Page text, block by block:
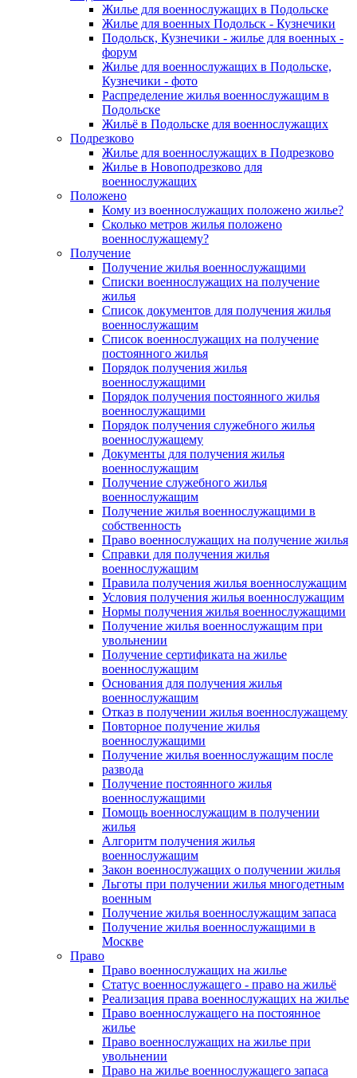
Жилье для военнослужащих в Подольске
Жилье для военных Подольск - Кузнечики
Подольск, Кузнечики - жилье для военных -
форум
Жилье для военнослужащих в Подольске,
Кузнечики - фото
Распределение жилья военнослужащим в
Подольске
Жильё в Подольске для военнослужащих
Подрезково
Жилье для военнослужащих в Подрезково
Жилье в Новоподрезково для
военнослужащих
Положено
Кому из военнослужащих положено жилье?
Сколько метров жилья положено
военнослужащему?
Получение
Получение жилья военнослужащими
Списки военнослужащих на получение
жилья
Список документов для получения жилья
военнослужащим
Список военнослужащих на получение
постоянного жилья
Порядок получения жилья
военнослужащими
Порядок получения постоянного жилья
военнослужащими
Порядок получения служебного жилья
военнослужащему
Документы для получения жилья
военнослужащим
Получение служебного жилья
военнослужащим
Получение жилья военнослужащими в
собственность
Право военнослужащих на получение жилья
Справки для получения жилья
военнослужащим
Правила получения жилья военнослужащим
Условия получения жилья военнослужащим
Нормы получения жилья военнослужащими
Получение жилья военнослужащим при
увольнении
Получение сертификата на жилье
военнослужащим
Основания для получения жилья
военнослужащим
Отказ в получении жилья военнослужащему
Повторное получение жилья
военнослужащими
Получение жилья военнослужащим после
развода
Получение постоянного жилья
военнослужащими
Помощь военнослужащим в получении
жилья
Алгоритм получения жилья
военнослужащим
Закон военнослужащих о получении жилья
Льготы при получении жилья многодетным
военным
Получение жилья военнослужащим запаса
Получение жилья военнослужащими в
Москве
Право
Право военнослужащих на жилье
Статус военнослужащего - право на жильё
Реализация права военнослужащих на жилье
Право военнослужащего на постоянное
жилье
Право военнослужащих на жилье при
увольнении
Право на жилье военнослужащего запаса